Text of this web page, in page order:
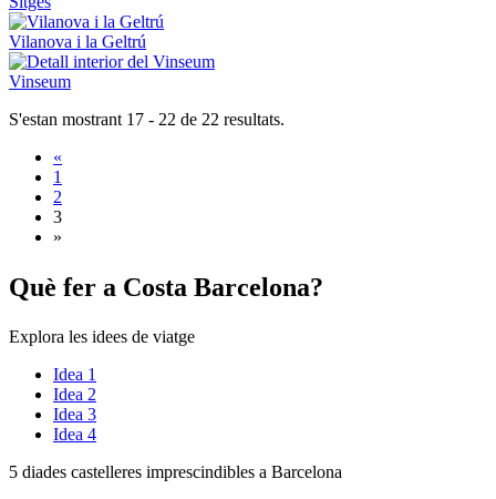
Vilanova i la Geltrú
Vinseum
S'estan mostrant 17 - 22 de 22 resultats.
«
1
2
3
»
Què fer a Costa Barcelona?
Explora les idees de viatge
Idea 1
Idea 2
Idea 3
Idea 4
5 diades castelleres imprescindibles a Barcelona